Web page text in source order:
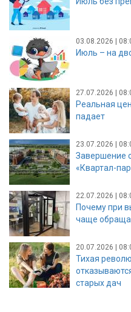
03.08.2026 |
Июль – на
27.07.2026 |
Реальная
падает
23.07.2026 |
Завершение
«Квартал-
22.07.2026 |
Почему при
чаще
20.07.2026 |
Тихая
старых дач